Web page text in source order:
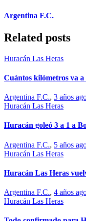
Argentina F.C.
Related posts
Huracán Las Heras
Cuántos kilómetros va
Argentina F.C., 3 años
Huracán Las Heras
Huracán goleó 3 a 1 a
Argentina F.C., 5 años
Huracán Las Heras
Huracán Las Heras
Argentina F.C., 4 años
Huracán Las Heras